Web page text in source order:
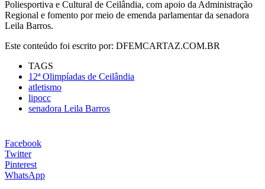
Poliesportiva e Cultural de Ceilândia, com apoio da Administração
Regional e fomento por meio de emenda parlamentar da senadora
Leila Barros.
Este conteúdo foi escrito por: DFEMCARTAZ.COM.BR
TAGS
12ª Olimpíadas de Ceilândia
atletismo
lipocc
senadora Leila Barros
Facebook
Twitter
Pinterest
WhatsApp